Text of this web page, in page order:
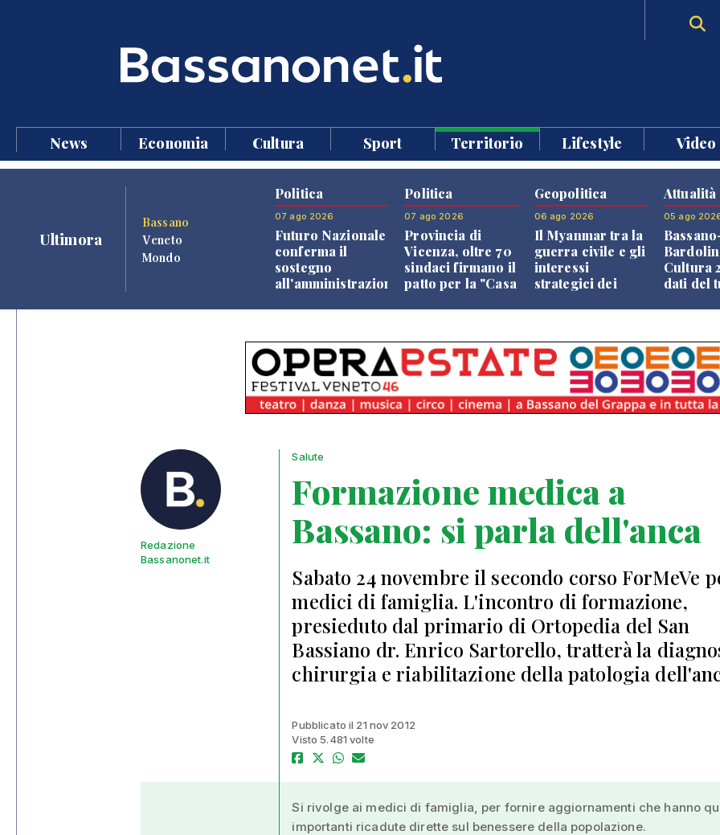
News Economia Cultura Sport Territorio Lifestyle Video
Ultimora
Bassano
Veneto
Mondo
Politica
07 ago 2026
Futuro Nazionale
conferma il
sostegno
all'amministrazione
Politica
07 ago 2026
Provincia di
Vicenza, oltre 70
sindaci firmano il
patto per la "Casa
Geopolitica
06 ago 2026
Il Myanmar tra la
guerra civile e gli
interessi
strategici dei
Attualità
05 ago
Cultura
dati del
Redazione
Bassanonet.it
Salute
Formazione medica a
Bassano: si parla dell'anca
Sabato 24 novembre il secondo corso ForMeVe
medici di famiglia. L'incontro di formazione,
presieduto dal primario di Ortopedia del San
Bassiano dr. Enrico Sartorello, tratterà la
chirurgia e riabilitazione della patologia
Pubblicato il 21 nov 2012
Visto 5.481 volte
Si rivolge ai medici di famiglia, per fornire aggiornamenti che hanno
importanti ricadute dirette sul benessere della popolazione.